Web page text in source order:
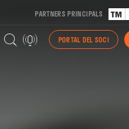
PARTNERS PRINCIPALS
PORTAL DEL SOCI